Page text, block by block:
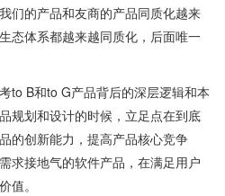
们的产品和友商的产品同质化越来
态体系都越来越同质化，后面唯一
to B和to G产品背后的深层逻辑和本
规划和设计的时候，立足点在到底
的创新能力，提高产品核心竞争
求接地气的软件产品，在满足用户
值。